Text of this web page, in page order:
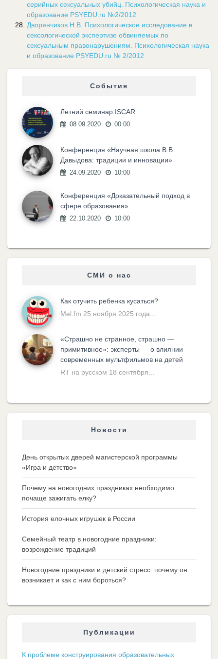
серийных сексуальных убийц. Психологическая наука и
образование PSYEDU.ru №2/2012
Дворянчиков Н.В. Психологическое исследование в
сексологической экспертизе обвиняемых по
сексуальным правонарушениям. Психологическая наука
и образование PSYEDU.ru № 2/2012
События
Летний семинар ISCAR
08.09.2020 00:00
Конференция «Научная школа В.В.
Давыдова: традиции и инновации»
24.09.2020 10:00
Конференция «Доказательный подход в
сфере образования»
22.10.2020 10:00
СМИ о нас
Как отучить ребенка кусаться?
Mel.fm 25 ноября 2025 года...
«Cтрашно не странное, страшно —
примитивное»: эксперты — о влиянии
современных мультфильмов на детей
RT на русском 18 сентября...
Новости
День открытых дверей магистерской программы
«Игра и детство»
Почему на новогодних праздниках необходимо
почаще зажигать елку?
История елочных игрушек в России
Семейный театр в новогодние праздники:
возрождение традиций
Новогодние праздники и детский стресс: почему он
возникает и как с ним бороться?
Публикации
К проблеме конструирования образовательных